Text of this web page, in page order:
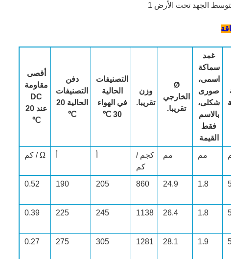
غمد
سماكة
اسمى،
صورى
شكلى،
بالاسم
فقط
القيمة
Ø
الخارجي
تقريبا.
وزن
تقريبا.
التصنيفات
الحالية
في الهواء
30 ℃
دفن
التصنيفات
الحالية 20
℃
أقصى
مقاومة
DC
عند 20
℃
مم مم
كجم /
كم
Ω / كم
1.8
24.9
860
205
190
0.52
1.8
26.4
1138
245
225
0.39
1.9
28.1
1281
305
275
0.27